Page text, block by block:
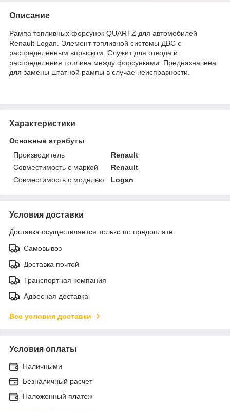
Описание
Рампа топливных форсунок QUARTZ для автомобилей
Renault Logan. Элемент топливной системы ДВС с
распределенным впрыском. Служит для отвода и
распределения топлива между форсунками. Предназначена
для замены штатной рампы в случае неисправности.
Характеристики
Основные атрибуты
Производитель
Renault
Совместимость с маркой
Renault
Совместимость с моделью
Logan
Условия доставки
Доставка осуществляется только по предоплате.
Самовывоз
Доставка почтой
Транспортная компания
Адресная доставка
Все условия доставки
Условия оплаты
Наличными
Безналичный расчет
Наложенный платеж